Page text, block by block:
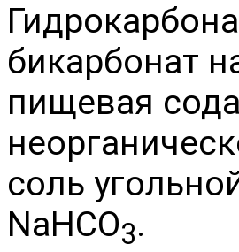
бикарбонат
пищевая
соль
NaHCO3.